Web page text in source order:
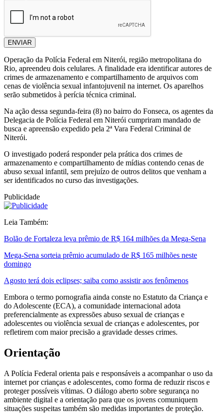
ENVIAR
Operação da Polícia Federal em Niterói, região metropolitana do
Rio, apreendeu dois celulares. A finalidade era identificar autores de
crimes de armazenamento e compartilhamento de arquivos com
cenas de violência sexual infantojuvenil na internet. Os aparelhos
serão submetidos à perícia técnica criminal.
Na ação dessa segunda-feira (8) no bairro do Fonseca, os agentes da
Delegacia de Polícia Federal em Niterói cumpriram mandado de
busca e apreensão expedido pela 2ª Vara Federal Criminal de
Niterói.
O investigado poderá responder pela prática dos crimes de
armazenamento e compartilhamento de mídias contendo cenas de
abuso sexual infantil, sem prejuízo de outros delitos que venham a
ser identificados no curso das investigações.
Publicidade
Leia Também:
Bolão de Fortaleza leva prêmio de R$ 164 milhões da Mega-Sena
Mega-Sena sorteia prêmio acumulado de R$ 165 milhões neste
domingo
Agosto terá dois eclipses; saiba como assistir aos fenômenos
Embora o termo pornografia ainda conste no Estatuto da Criança e
do Adolescente (ECA), a comunidade internacional adota
preferencialmente as expressões abuso sexual de crianças e
adolescentes ou violência sexual de crianças e adolescentes, por
refletirem com maior precisão a gravidade desses crimes.
Orientação
A Polícia Federal orienta pais e responsáveis a acompanhar o uso da
internet por crianças e adolescentes, como forma de reduzir riscos e
proteger possíveis vítimas. O diálogo aberto sobre segurança no
ambiente digital e a orientação para que os jovens comuniquem
situações suspeitas também são medidas importantes de proteção.